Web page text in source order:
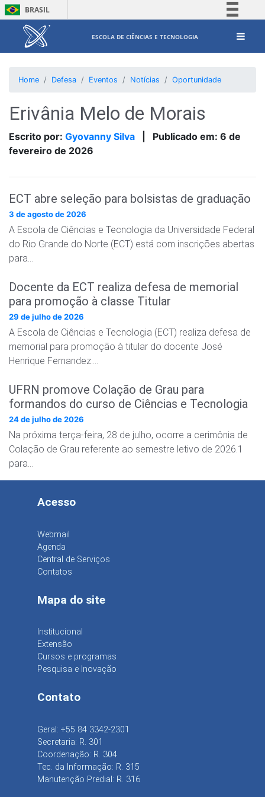
BRASIL
Acesso à informação
Canais
ESCOLA DE CIÊNCIAS E TECNOLOGIA
Home Defesa Eventos Notícias Oportunidade
Erivânia Melo de Morais
Escrito por: Gyovanny Silva Publicado em: 6 de
fevereiro de 2026
ECT abre seleção para bolsistas de graduação
3 de agosto de 2026
A Escola de Ciências e Tecnologia da Universidade Federal
do Rio Grande do Norte (ECT) está com inscrições abertas
para…
Docente da ECT realiza defesa de memorial
para promoção à classe Titular
29 de julho de 2026
A Escola de Ciências e Tecnologia (ECT) realiza defesa de
memorial para promoção à titular do docente José
Henrique Fernandez….
UFRN promove Colação de Grau para
formandos do curso de Ciências e Tecnologia
24 de julho de 2026
Na próxima terça-feira, 28 de julho, ocorre a cerimônia de
Colação de Grau referente ao semestre letivo de 2026.1
para…
Acesso
Webmail
Agenda
Central de Serviços
Contatos
Mapa do site
Institucional
Extensão
Cursos e programas
Pesquisa e Inovação
Contato
Geral: +55 84 3342-2301
Secretaria: R. 301
Coordenação: R. 304
Tec. da Informação: R. 315
Manutenção Predial: R. 316